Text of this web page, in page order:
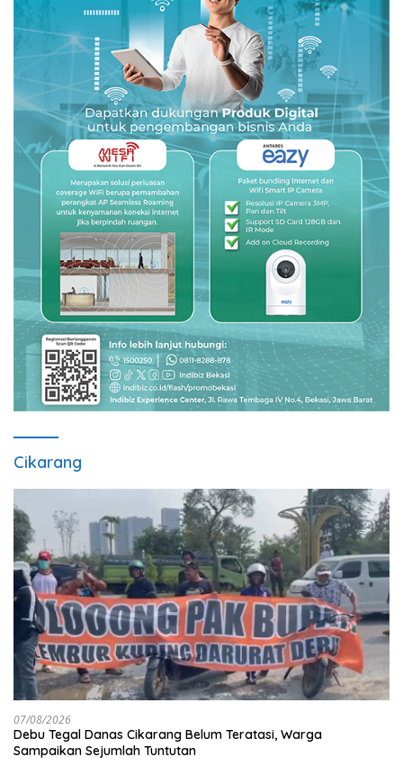
Cikarang
07/08/2026
Debu Tegal Danas Cikarang Belum Teratasi, Warga
Sampaikan Sejumlah Tuntutan